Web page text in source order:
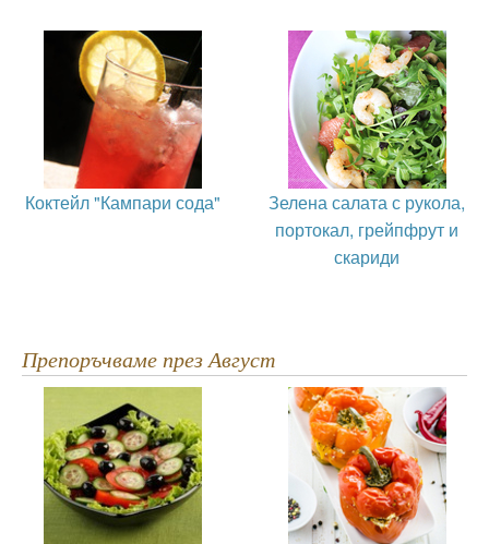
Коктейл "Кампари сода"
Зелена салата с рукола,
портокал, грейпфрут и
скариди
Препоръчваме през Август